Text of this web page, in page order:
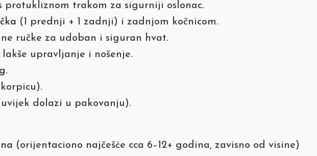
protukliznom trakom za sigurniji oslonac.
(1 prednji + 1 zadnji) i zadnjom kočnicom.
ručke za udoban i siguran hvat.
lakše upravljanje i nošenje.
.
dolazi u pakovanju).
(orijentaciono najčešće cca 6–12+ godina, zavisno od visine)